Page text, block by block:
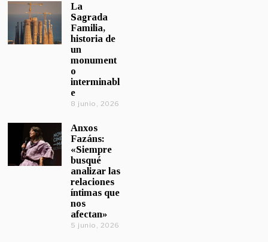
La
Sagrada
Familia,
historia de
un
monument
o
interminabl
e
8 junio, 2026
Anxos
Fazáns:
«Siempre
busqué
analizar las
relaciones
íntimas que
nos
afectan»
5 junio, 2026